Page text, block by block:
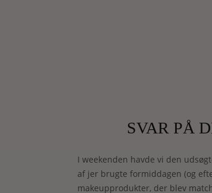
SVAR PÅ
I weekenden havde vi den
af jer brugte formiddagen (og
makeupprodukter, der blev